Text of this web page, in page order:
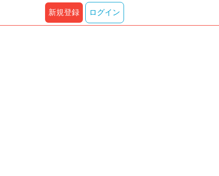
新規登録 ログイン